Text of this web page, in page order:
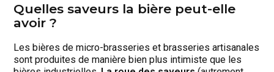
Quelles saveurs la bière peut-elle
avoir ?
Les bières de micro-brasseries et brasseries artisanales
sont produites de manière bien plus intimiste que les